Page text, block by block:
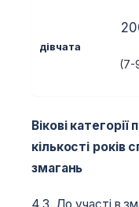
дівчата
(7-
Вікові
кількості
змагань